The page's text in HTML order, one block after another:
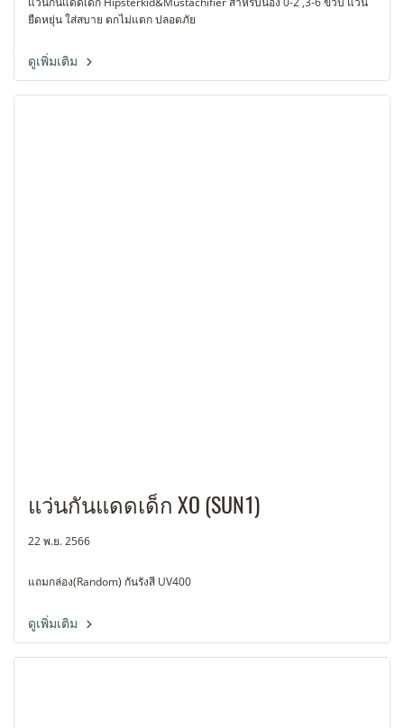
ยืดหยุ่น ใส่สบาย ตกไม่แตก ปลอดภัย
ดูเพิ่มเติม
แว่นกันแดดเด็ก XO (SUN1)
22 พ.ย. 2566
แถมกล่อง(Random) กันรังสี UV400
ดูเพิ่มเติม